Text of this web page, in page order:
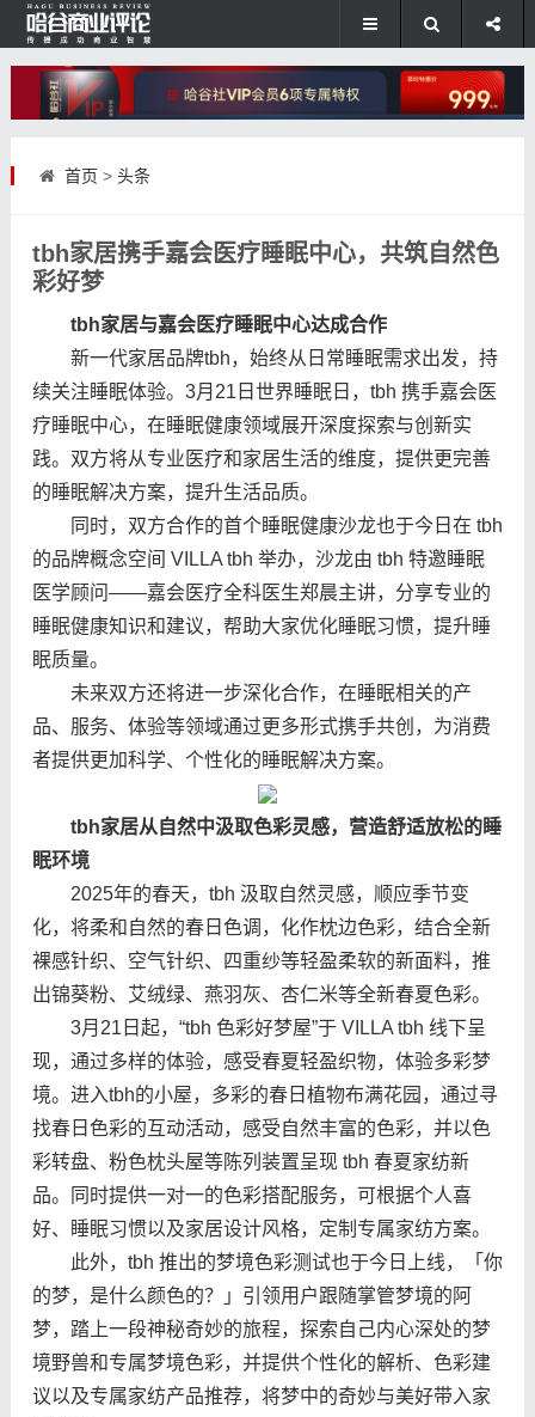
首页 > 头条
tbh家居携手嘉会医疗睡眠中心，共筑自然色
彩好梦
tbh家居与嘉会医疗睡眠中心达成合作
新一代家居品牌tbh，始终从日常睡眠需求出发，持
续关注睡眠体验。3月21日世界睡眠日，tbh 携手嘉会医
疗睡眠中心，在睡眠健康领域展开深度探索与创新实
践。双方将从专业医疗和家居生活的维度，提供更完善
的睡眠解决方案，提升生活品质。
同时，双方合作的首个睡眠健康沙龙也于今日在 tbh
的品牌概念空间 VILLA tbh 举办，沙龙由 tbh 特邀睡眠
医学顾问——嘉会医疗全科医生郑晨主讲，分享专业的
睡眠健康知识和建议，帮助大家优化睡眠习惯，提升睡
眠质量。
未来双方还将进一步深化合作，在睡眠相关的产
品、服务、体验等领域通过更多形式携手共创，为消费
者提供更加科学、个性化的睡眠解决方案。
tbh家居从自然中汲取色彩灵感，营造舒适放松的睡
眠环境
2025年的春天，tbh 汲取自然灵感，顺应季节变
化，将柔和自然的春日色调，化作枕边色彩，结合全新
裸感针织、空气针织、四重纱等轻盈柔软的新面料，推
出锦葵粉、艾绒绿、燕羽灰、杏仁米等全新春夏色彩。
3月21日起，“tbh 色彩好梦屋”于 VILLA tbh 线下呈
现，通过多样的体验，感受春夏轻盈织物，体验多彩梦
境。进入tbh的小屋，多彩的春日植物布满花园，通过寻
找春日色彩的互动活动，感受自然丰富的色彩，并以色
彩转盘、粉色枕头屋等陈列装置呈现 tbh 春夏家纺新
品。同时提供一对一的色彩搭配服务，可根据个人喜
好、睡眠习惯以及家居设计风格，定制专属家纺方案。
此外，tbh 推出的梦境色彩测试也于今日上线，「你
的梦，是什么颜色的？」引领用户跟随掌管梦境的阿
梦，踏上一段神秘奇妙的旅程，探索自己内心深处的梦
境野兽和专属梦境色彩，并提供个性化的解析、色彩建
议以及专属家纺产品推荐，将梦中的奇妙与美好带入家